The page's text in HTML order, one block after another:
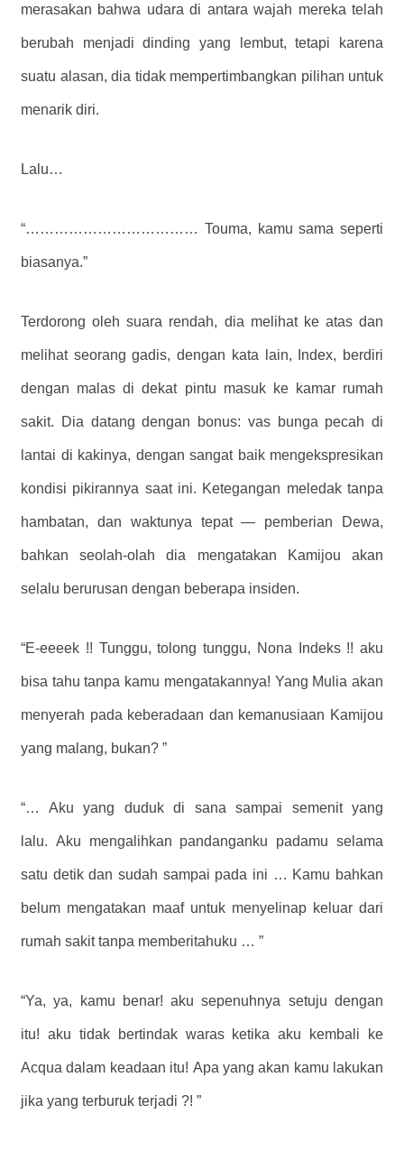
merasakan bahwa udara di antara wajah mereka telah
berubah menjadi dinding yang lembut, tetapi karena
suatu alasan, dia tidak mempertimbangkan pilihan untuk
menarik diri.
Lalu…
“……………………………… Touma, kamu sama seperti
biasanya.”
Terdorong oleh suara rendah, dia melihat ke atas dan
melihat seorang gadis, dengan kata lain, Index, berdiri
dengan malas di dekat pintu masuk ke kamar rumah
sakit. Dia datang dengan bonus: vas bunga pecah di
lantai di kakinya, dengan sangat baik mengekspresikan
kondisi pikirannya saat ini. Ketegangan meledak tanpa
hambatan, dan waktunya tepat — pemberian Dewa,
bahkan seolah-olah dia mengatakan Kamijou akan
selalu berurusan dengan beberapa insiden.
“E-eeeek !! Tunggu, tolong tunggu, Nona Indeks !! aku
bisa tahu tanpa kamu mengatakannya! Yang Mulia akan
menyerah pada keberadaan dan kemanusiaan Kamijou
yang malang, bukan? ”
“… Aku yang duduk di sana sampai semenit yang
lalu. Aku mengalihkan pandanganku padamu selama
satu detik dan sudah sampai pada ini … Kamu bahkan
belum mengatakan maaf untuk menyelinap keluar dari
rumah sakit tanpa memberitahuku … ”
“Ya, ya, kamu benar! aku sepenuhnya setuju dengan
itu! aku tidak bertindak waras ketika aku kembali ke
Acqua dalam keadaan itu! Apa yang akan kamu lakukan
jika yang terburuk terjadi ?! ”